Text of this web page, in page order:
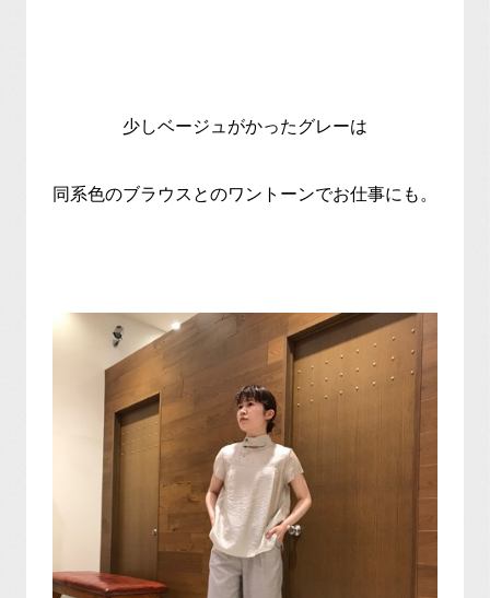
少しベージュがかったグレーは
同系色のブラウスとのワントーンでお仕事にも。